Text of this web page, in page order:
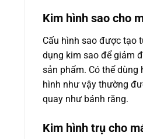
Kim hình sao cho
Cấu hình sao được tạo
dụng kim sao để giảm
sản phẩm. Có thể dùng
hình như vậy thường
quay như bánh răng.
Kim hình trụ cho